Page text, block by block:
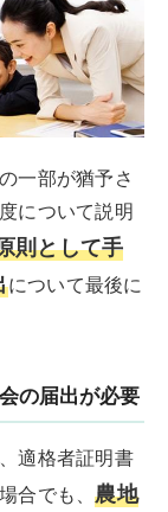
一部が猶予さ
について説明
則として手
について最後に
の届出が必要
適格者証明書
合でも、農地